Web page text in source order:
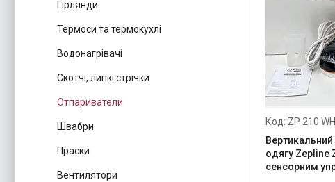
ZP 210
одягу Zepline
сенсорним
Гірлянди
Термоси та термокухлі
Водонагрівачі
Скотчі, липкі стрічки
Отпариватели
Швабри
Праски
Вентилятори